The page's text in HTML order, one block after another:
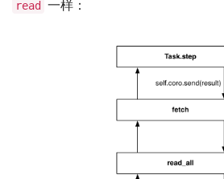
read 一样：